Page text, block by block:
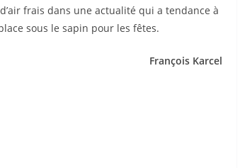
frais dans une actualité qui a tendance à
sous le sapin pour les fêtes.
François Karcel